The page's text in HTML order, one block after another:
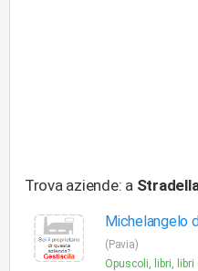
Trova aziende: a
Michelangelo
(Pavia)
Opuscoli, libri,